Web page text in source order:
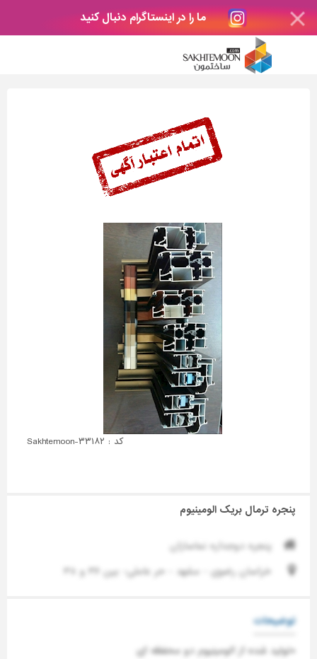
ما را در اینستاگرام دنبال کنید
کد : Sakhtemoon-۳۳۱۸۲
پنجره ترمال بریک الومینیوم
پنجره دوجداره نماسازان
خراسان رضوی - مشهد - حر عاملی- بین ۳۶ و ۳۸
توضیحات
*تولید شده از الومینیوم دو محفظه ای